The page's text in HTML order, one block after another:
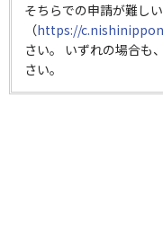
そちらでの申請が難し
（https://
さい。 いずれの場合も
さい。